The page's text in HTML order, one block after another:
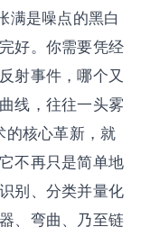
满是噪点的黑白
好。你需要凭经
射事件，哪个又
线，往往一头雾
的核心革新，就
不再只是简单地
别、分类并量化
、弯曲、乃至链